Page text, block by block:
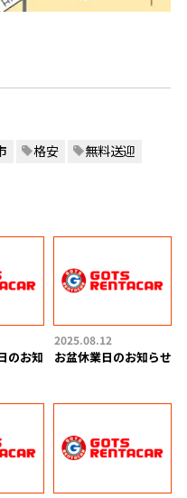
格安
無料送迎
のお知
2025.08.12
お盆休業日のお知らせ